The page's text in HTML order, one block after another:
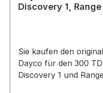
Discovery 1,
Sie kaufen den
Dayco für den 300
Discovery 1 und